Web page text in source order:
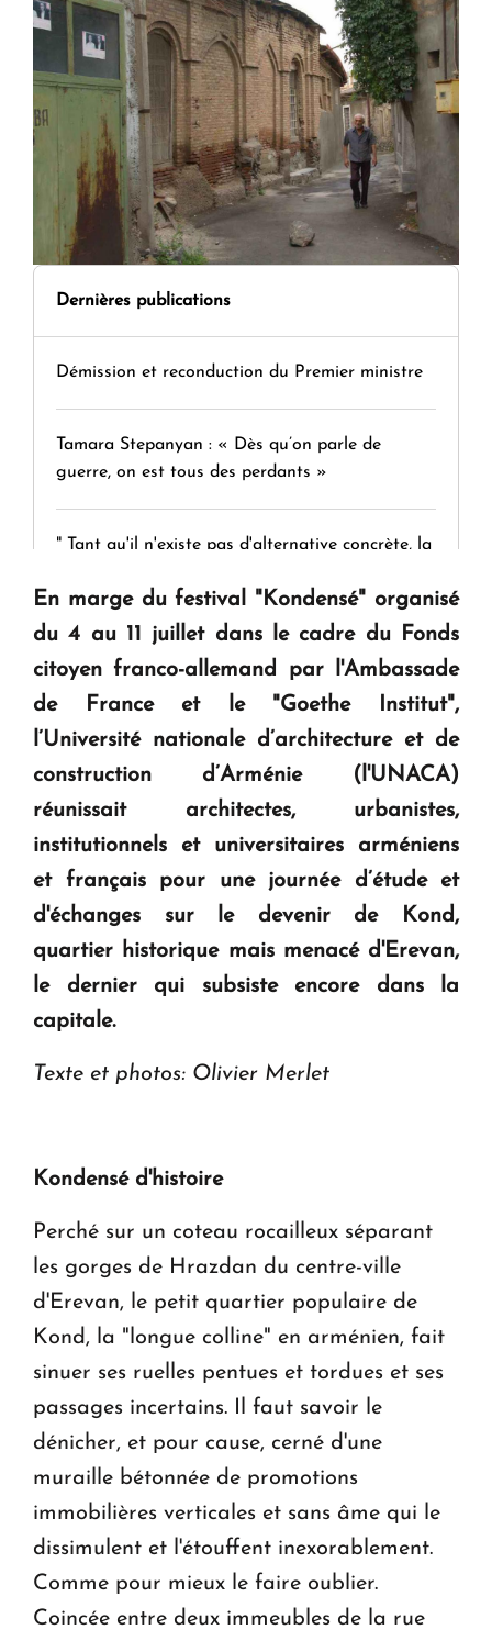
Dernières publications
Démission et reconduction du Premier ministre
Tamara Stepanyan : « Dès qu’on parle de
guerre, on est tous des perdants »
" Tant qu'il n'existe pas d'alternative concrète, la
KASA : 30 ans d'audace, de résilience et d'avenir
en Arménie
Le premier hôtel Hyatt Regency d'Arménie
ouvrira ses portes à Dilijan
En marge du festival "Kondensé" organisé
du 4 au 11 juillet dans le cadre du Fonds
citoyen franco-allemand par l'Ambassade
de France et le "Goethe Institut",
l’Université nationale d’architecture et de
construction d’Arménie (l'UNACA)
réunissait architectes, urbanistes,
institutionnels et universitaires arméniens
et français pour une journée d’étude et
d'échanges sur le devenir de Kond,
quartier historique mais menacé d'Erevan,
le dernier qui subsiste encore dans la
capitale.
Texte et photos: Olivier Merlet
Kondensé d'histoire
Perché sur un coteau rocailleux séparant
les gorges de Hrazdan du centre-ville
d'Erevan, le petit quartier populaire de
Kond, la "longue colline" en arménien, fait
sinuer ses ruelles pentues et tordues et ses
passages incertains. Il faut savoir le
dénicher, et pour cause, cerné d'une
muraille bétonnée de promotions
immobilières verticales et sans âme qui le
dissimulent et l'étouffent inexorablement.
Comme pour mieux le faire oublier.
Coincée entre deux immeubles de la rue